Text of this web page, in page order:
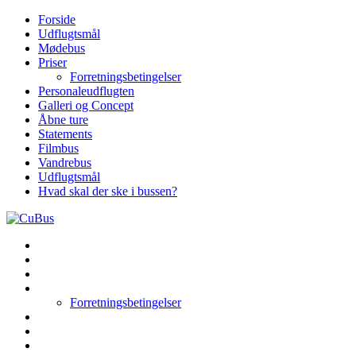
Skip
content
Forside
Udflugtsmål
Mødebus
Priser
Forretningsbetingelser
Personaleudflugten
Galleri og Concept
Åbne ture
Statements
Filmbus
Vandrebus
Udflugtsmål
Hvad skal der ske i bussen?
Forretningsbetingelser